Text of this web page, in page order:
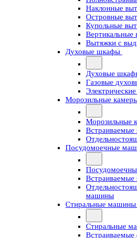
Наклонные
Островные
Купольные
Вертикальные
Вытяжки с
Духовые шкафы
Духовые
Газовые
Морозильные
Морозильные
Посудомоечные
машины
Стиральные машины
Стиральные